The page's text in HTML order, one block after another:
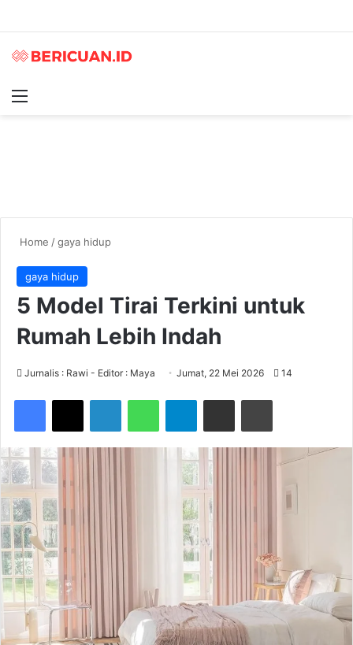
Home /gaya hidup
gaya hidup
5 Model Tirai Terkini untuk
Rumah Lebih Indah
Jurnalis : Rawi - Editor : Maya Jumat, 22 Mei 2026 14
Telegram